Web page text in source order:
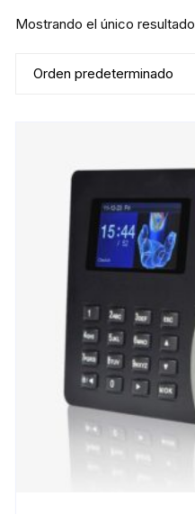
Mostrando el único resultado